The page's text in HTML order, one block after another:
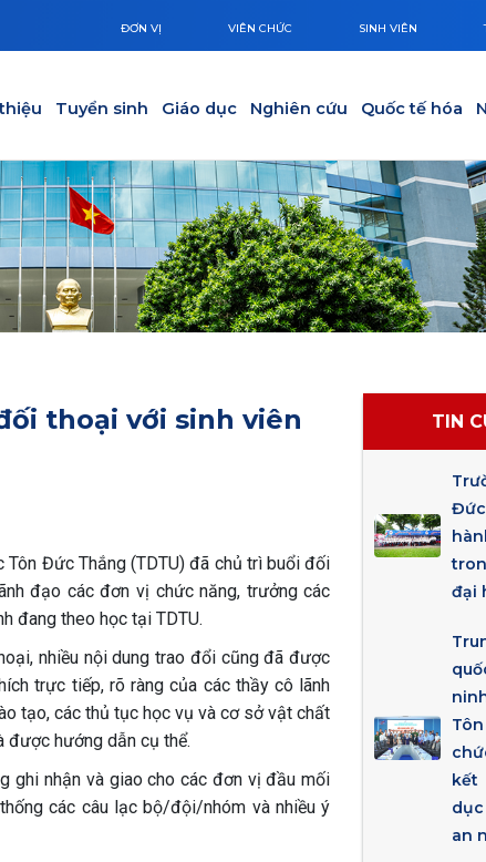
ĐƠN VỊ VIÊN CHỨC SINH VIÊN
Tuyển sinh Giáo dục Nghiên cứu Quốc tế hóa
thoại với sinh viên
Đức Thắng (TDTU) đã chủ trì buổi đối
đạo các đơn vị chức năng, trưởng các
đang theo học tại TDTU.
nhiều nội dung trao đổi cũng đã được
trực tiếp, rõ ràng của các thầy cô lãnh
tạo, các thủ tục học vụ và cơ sở vật chất
hướng dẫn cụ thể.
ghi nhận và giao cho các đơn vị đầu mối
các câu lạc bộ/đội/nhóm và nhiều ý
TIN
đại
an